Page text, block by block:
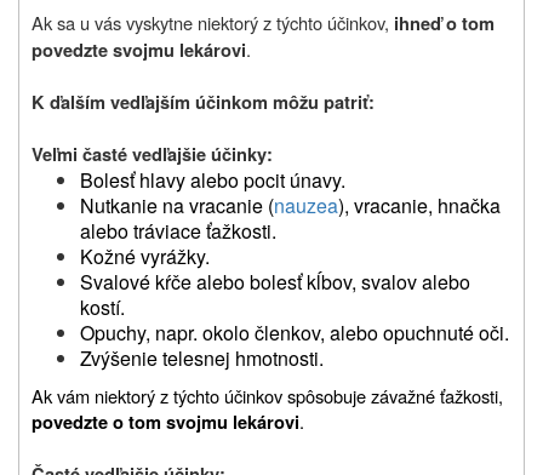
Ak sa u vás vyskytne niektorý z týchto účinkov, ihneď o tom
povedzte svojmu lekárovi.
K ďalším vedľajším účinkom môžu patriť:
Veľmi časté vedľajšie účinky:
Bolesť hlavy alebo pocit únavy.
Nutkanie na vracanie (nauzea), vracanie, hnačka
alebo tráviace ťažkosti.
Kožné vyrážky.
Svalové kŕče alebo bolesť kĺbov, svalov alebo
kostí.
Opuchy, napr. okolo členkov, alebo opuchnuté oči.
Zvýšenie telesnej hmotnosti.
Ak vám niektorý z týchto účinkov spôsobuje závažné ťažkosti,
povedzte o tom svojmu lekárovi.